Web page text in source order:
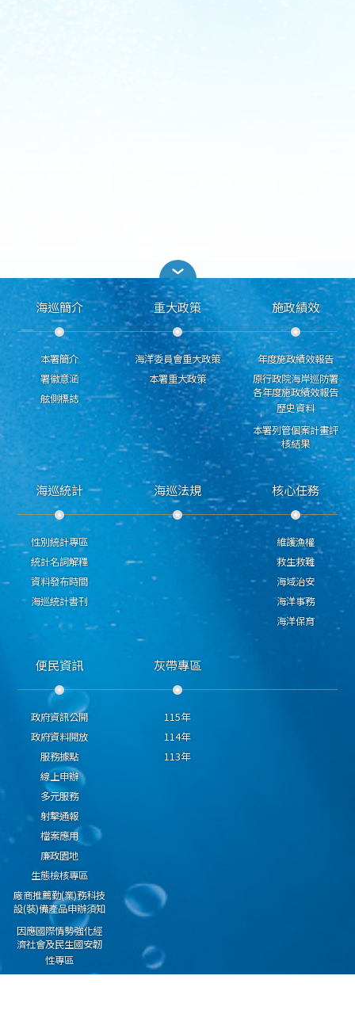
海巡簡介
本署簡介
署徽意涵
舷側標誌
重大政策
海洋委員會重大政策
本署重大政策
施政績效
年度施政績效報告
原行政院海岸巡防署
各年度施政績效報告
歷史資料
本署列管個案計畫評
核結果
海巡統計
性別統計專區
統計名詞解釋
資料發布時間
海巡統計書刊
海巡法規 核心任務
維護漁權
救生救難
海域治安
海洋事務
海洋保育
便民資訊
政府資訊公開
政府資料開放
服務據點
線上申辦
多元服務
射擊通報
檔案應用
廉政園地
生態檢核專區
廠商推薦勤(業)務科技
設(裝)備產品申辦須知
因應國際情勢強化經
濟社會及民生國安韌
性專區
灰帶專區
115年
114年
113年